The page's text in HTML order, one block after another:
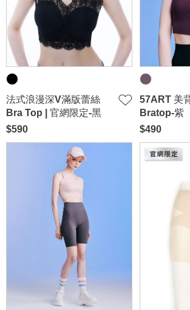
法式浪漫深V滿版蕾絲
Bra Top | 官網限定-黑
$590
57ART 美
Bratop-紫
$490